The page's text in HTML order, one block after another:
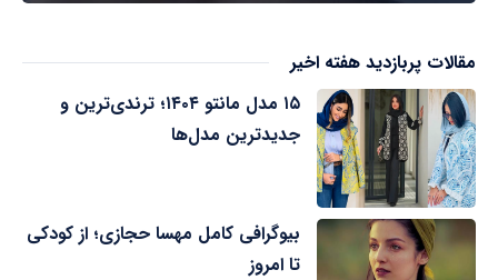
مقالات پربازدید هفته اخیر
۱۵ مدل مانتو ۱۴۰۴؛ ترندی‌ترین و
جدیدترین مدل‌ها
بیوگرافی کامل مهسا حجازی؛ از کودکی
تا امروز